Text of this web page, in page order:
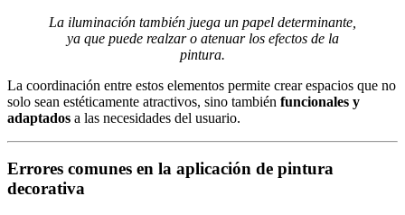
La iluminación también juega un papel determinante,
ya que puede realzar o atenuar los efectos de la
pintura.
La coordinación entre estos elementos permite crear espacios que no
solo sean estéticamente atractivos, sino también funcionales y
adaptados a las necesidades del usuario.
Errores comunes en la aplicación de pintura
decorativa